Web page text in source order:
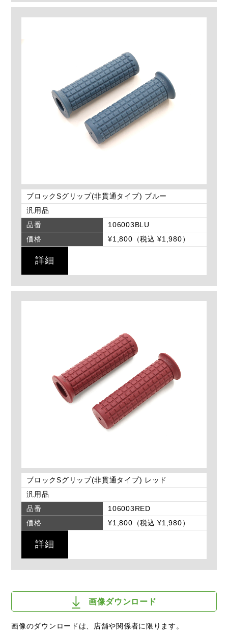
ブロックSグリップ(非貫通タイプ) ブルー
汎用品
品番
106003BLU
価格
¥1,800（税込 ¥1,980）
詳細
ブロックSグリップ(非貫通タイプ) レッド
汎用品
品番
106003RED
価格
¥1,800（税込 ¥1,980）
詳細
画像ダウンロード
画像のダウンロードは、店舗や関係者に限ります。